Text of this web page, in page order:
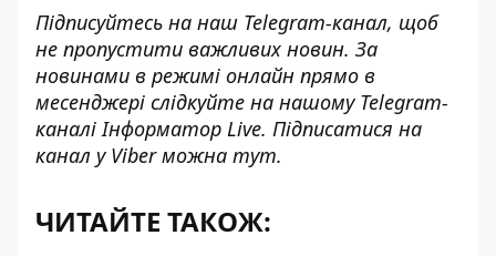
Підписуйтесь на наш Telegram-канал, щоб
не пропустити важливих новин. За
новинами в режимі онлайн прямо в
месенджері слідкуйте на нашому Telegram-
каналіІнформатор Live. Підписатися на
канал у Viber можна тут.
ЧИТАЙТЕ ТАКОЖ: